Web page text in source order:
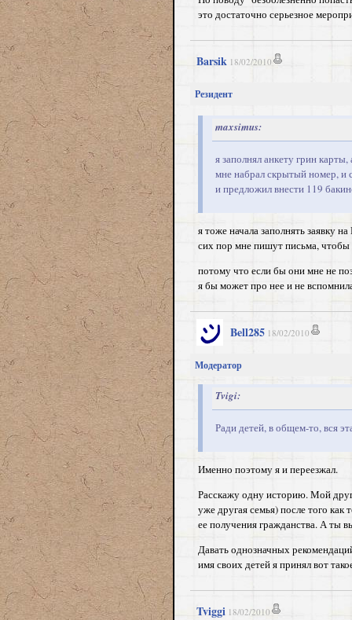
это достаточно серьезное
Barsik 18/02/2010
Резидент
maxsimus:
я заполнял анкету грин
мне набрал скрытый номер, и
и предложил внести 119
я тоже начала заполнять заявку
сих пор мне пишут письма, чтобы
потому что если бы они мне не
я бы может про нее и не
Bell285 18/02/2010
Модератор
Tvigi:
Ради детей, в общем-то, вся
Именно поэтому я и переезжал.
Расскажу одну историю. Мой
уже другая семья) после того
ее получения гражданства. А ты
Давать однозначных
имя своих детей я принял вот
Tviggi 18/02/2010